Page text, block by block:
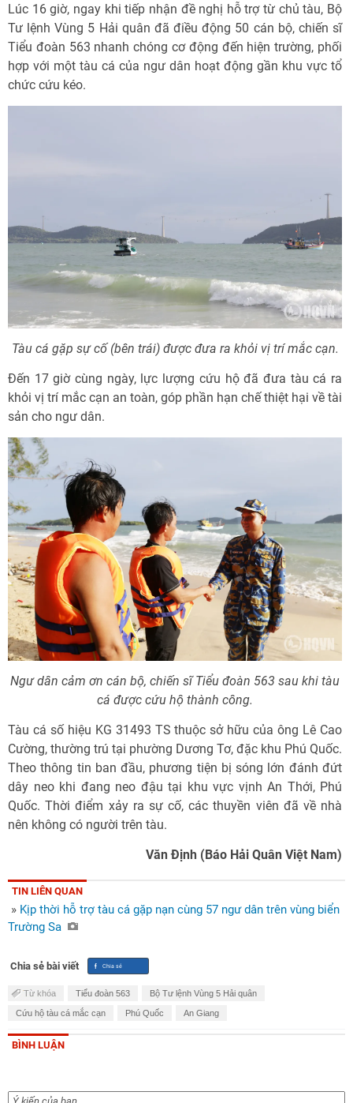
Lúc 16 giờ, ngay khi tiếp nhận đề nghị hỗ trợ từ chủ tàu, Bộ
Tư lệnh Vùng 5 Hải quân đã điều động 50 cán bộ, chiến sĩ
Tiểu đoàn 563 nhanh chóng cơ động đến hiện trường, phối
hợp với một tàu cá của ngư dân hoạt động gần khu vực tổ
chức cứu kéo.
Tàu cá gặp sự cố (bên trái) được đưa ra khỏi vị trí mắc cạn.
Đến 17 giờ cùng ngày, lực lượng cứu hộ đã đưa tàu cá ra
khỏi vị trí mắc cạn an toàn, góp phần hạn chế thiệt hại về tài
sản cho ngư dân.
Ngư dân cảm ơn cán bộ, chiến sĩ Tiểu đoàn 563 sau khi tàu
cá được cứu hộ thành công.
Tàu cá số hiệu KG 31493 TS thuộc sở hữu của ông Lê Cao
Cường, thường trú tại phường Dương Tơ, đặc khu Phú Quốc.
Theo thông tin ban đầu, phương tiện bị sóng lớn đánh đứt
dây neo khi đang neo đậu tại khu vực vịnh An Thới, Phú
Quốc. Thời điểm xảy ra sự cố, các thuyền viên đã về nhà
nên không có người trên tàu.
Văn Định (Báo Hải Quân Việt Nam)
TIN LIÊN QUAN
» Kịp thời hỗ trợ tàu cá gặp nạn cùng 57 ngư dân trên vùng biển
Trường Sa
Chia sẻ bài viết
Từ khóa Tiểu đoàn 563 Bộ Tư lệnh Vùng 5 Hải quân
Cứu hộ tàu cá mắc cạn Phú Quốc An Giang
BÌNH LUẬN